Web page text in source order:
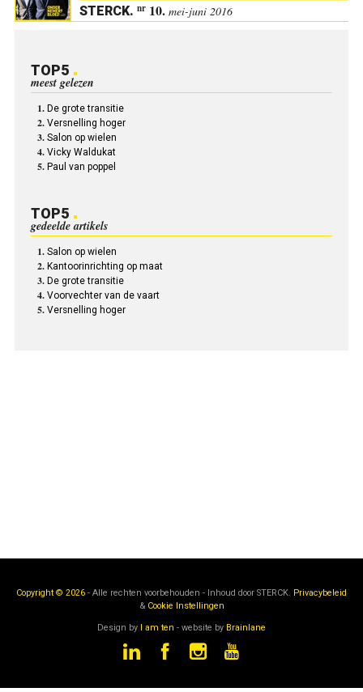
STERCK. nr10. mei-juni 2016
TOP5
meest gelezen
De grote transitie
Versnelling hoger
Salon op wielen
Vicky Waldukat
Paul van poppel
TOP5
gedeelde artikels
Salon op wielen
Kantoorinrichting op maat
De grote transitie
Voorvechter van de vaart
Versnelling hoger
Copyright © 2026 - Alle rechten voorbehouden - Inhoud door STERCK. Privacybeleid
& Cookie Instellingen
Design by I am ten - website by Brainlane